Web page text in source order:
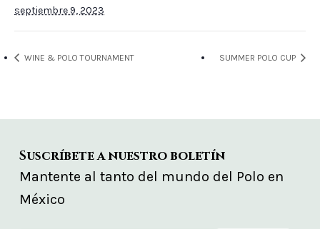
septiembre 9, 2023
WINE & POLO TOURNAMENT SUMMER POLO CUP
Suscríbete a nuestro boletín
Mantente al tanto del mundo del Polo en
México